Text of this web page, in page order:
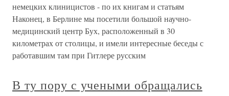
немецких клиницистов - по их книгам и статьям
Наконец, в Берлине мы посетили большой научно-
медицинский центр Бух, расположенный в 30
километрах от столицы, и имели интересные беседы с
работавшим там при Гитлере русским
В ту пору с учеными обращались